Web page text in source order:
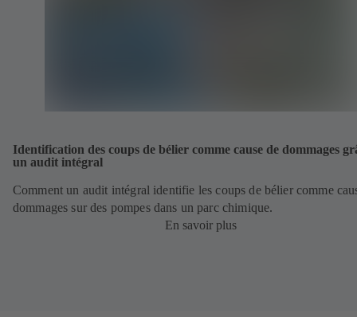
Identification des coups de bélier comme cause de dommages
un audit intégral
Comment un audit intégral identifie les coups de bélier comme
dommages sur des pompes dans un parc chimique.
En savoir plus